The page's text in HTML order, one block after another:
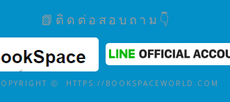
📗ติดต่อสอบถาม👇
Ⓒ HTTPS://BOOKSPACEWORLD.COM